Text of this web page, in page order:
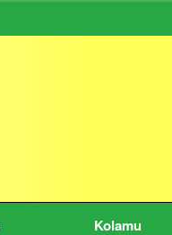
Kolamu